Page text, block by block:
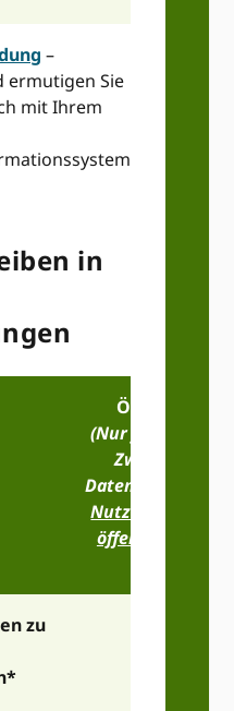
–
Sie
mit Ihrem
in
Öffentlicher
(Nur für
Zwecke,
öffentlichen API
zu